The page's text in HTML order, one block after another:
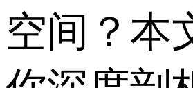
空间？本